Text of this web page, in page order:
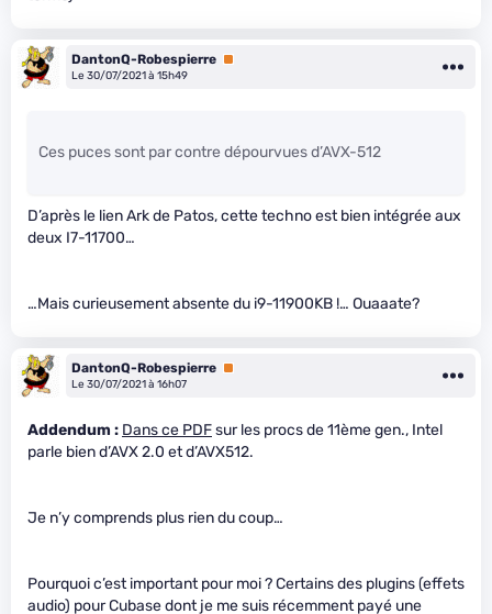
DantonQ-Robespierre Premium
Le 30/07/2021 à 15h49
Ces puces sont par contre dépourvues d’AVX-512
D’après le lien Ark de Patos, cette techno est bien intégrée aux
deux I7-11700…
…Mais curieusement absente du i9-11900KB !… Ouaaate?
DantonQ-Robespierre Premium
Le 30/07/2021 à 16h07
Addendum : Dans ce PDFsur les procs de 11ème gen., Intel
parle bien d’AVX 2.0 et d’AVX512.
Je n’y comprends plus rien du coup…
Pourquoi c’est important pour moi ? Certains des plugins (effets
audio) pour Cubase dont je me suis récemment payé une